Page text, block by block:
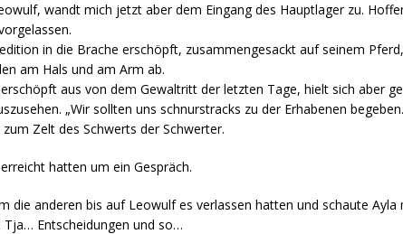
wandt mich jetzt aber dem Eingang des Hauptlager zu.
in die Brache erschöpft, zusammengesackt auf seinem
am Hals und am Arm ab.
aus von dem Gewaltritt der letzten Tage, hielt sich aber
„Wir sollten uns schnurstracks zu der Erhabenen
Zelt des Schwerts der Schwerter.
hatten um ein Gespräch.
die anderen bis auf Leowulf es verlassen hatten und schaute
Tja… Entscheidungen und so…